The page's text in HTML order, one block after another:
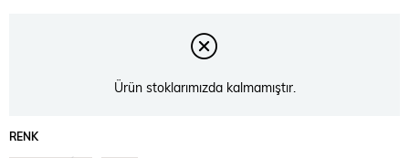
Ürün stoklarımızda kalmamıştır.
RENK